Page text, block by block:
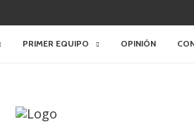
PRIMER EQUIPO OPINIÓN